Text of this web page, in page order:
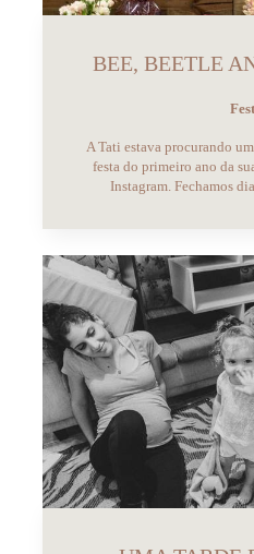
BEE, BEETLE
A Tati estava procurando
festa do primeiro ano da
Instagram. Fechamos